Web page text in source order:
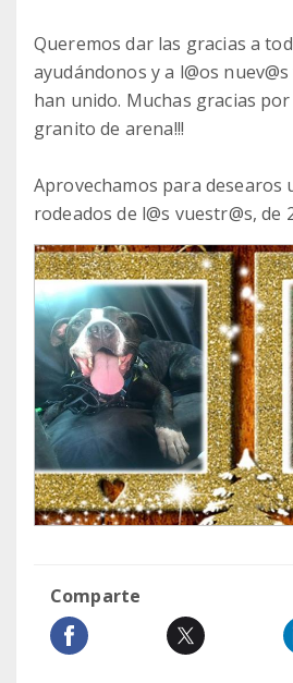
Queremos dar las gracias a
ayudándonos y a l@os
han unido. Muchas gracias
granito de arena!!!
Aprovechamos para desearos
rodeados de l@s vuestr@s, de
Comparte